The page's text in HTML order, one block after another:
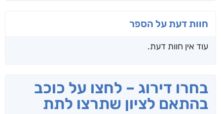
חוות דעת על הספר
עוד אין חוות דעת.
בחרו דירוג – לחצו על כוכב
בהתאם לציון שתרצו לתת